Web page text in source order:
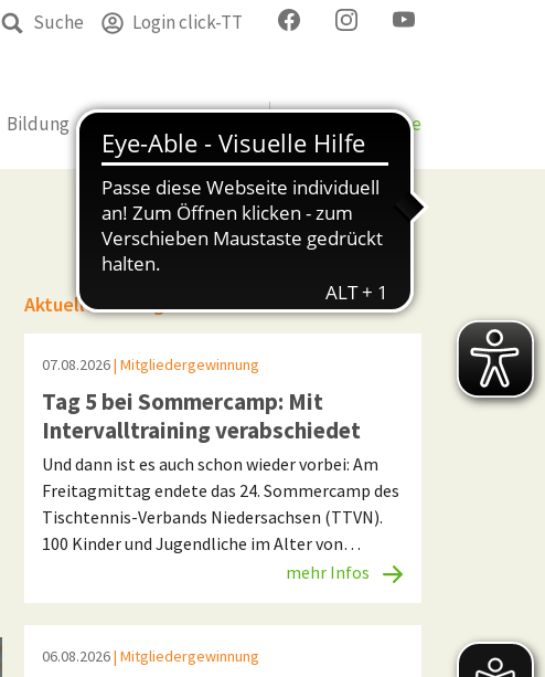
Suche Login click-TT
Bildung Bezirke & Kreise
Aktuelle Beiträge
07.08.2026| Mitgliedergewinnung
Tag 5 bei Sommercamp: Mit
Intervalltraining verabschiedet
Und dann ist es auch schon wieder vorbei: Am
Freitagmittag endete das 24. Sommercamp des
Tischtennis-Verbands Niedersachsen (TTVN).
100 Kinder und Jugendliche im Alter von…
mehr Infos
06.08.2026| Mitgliedergewinnung